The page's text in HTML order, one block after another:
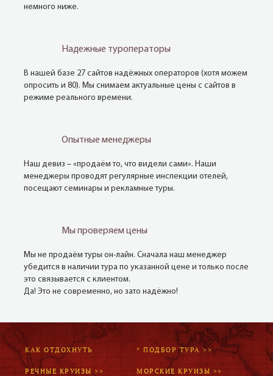
немного ниже.
Надежные туроператоры
В нашей базе 27 сайтов надёжных операторов (хотя можем
опросить и 80). Мы снимаем актуальные цены с сайтов в
режиме реального времени.
Опытные менеджеры
Наш девиз – «продаём то, что видели сами». Наши
менеджеры проводят регулярные инспекции отелей,
посещают семинары и рекламные туры.
Мы проверяем цены
Мы не продаём туры он-лайн. Сначала наш менеджер
убедится в наличии тура по указанной цене и только после
это связывается с клиентом.
Да! Это не современно, но зато надёжно!
КАК ОТДОХНУТЬ * ПОДБОР ТУРА >>
РЕЧНЫЕ КРУИЗЫ >> МОРСКИЕ КРУИЗЫ >>